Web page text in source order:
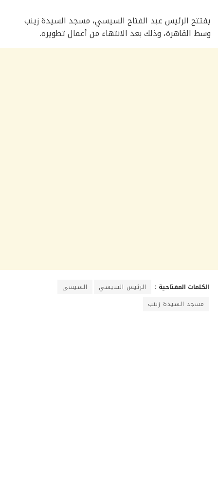
يفتتح الرئيس عبد الفتاح السيسي، مسجد السيدة زينب
وسط القاهرة، وذلك بعد الانتهاء من أعمال تطويره.
الكلمات المفتاحية : الرئيس السيسي
السيسي
مسجد السيدة زينب